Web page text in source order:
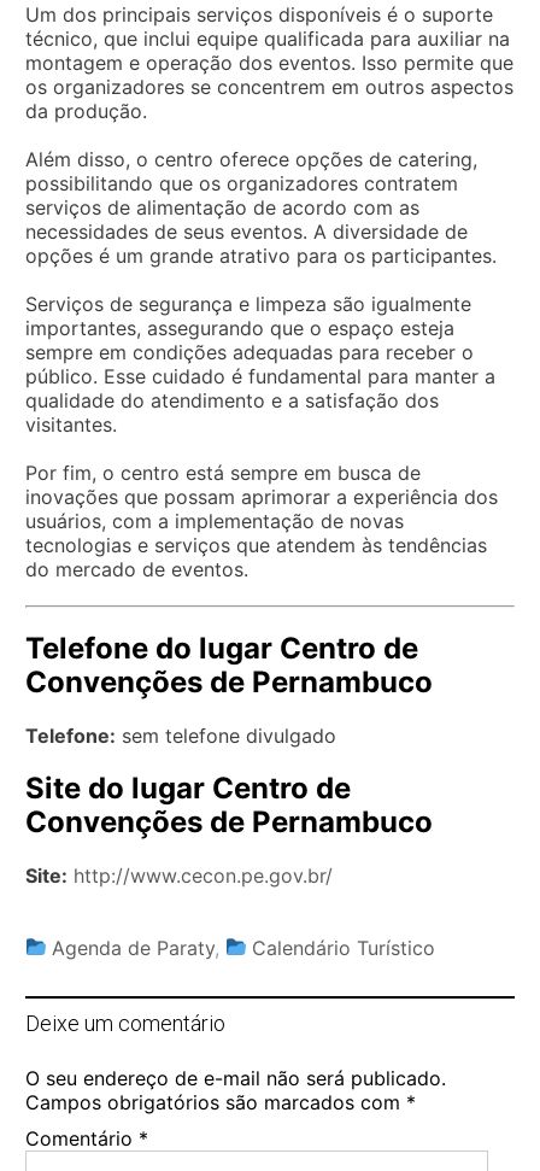
Um dos principais serviços disponíveis é o suporte
técnico, que inclui equipe qualificada para auxiliar na
montagem e operação dos eventos. Isso permite que
os organizadores se concentrem em outros aspectos
da produção.
Além disso, o centro oferece opções de catering,
possibilitando que os organizadores contratem
serviços de alimentação de acordo com as
necessidades de seus eventos. A diversidade de
opções é um grande atrativo para os participantes.
Serviços de segurança e limpeza são igualmente
importantes, assegurando que o espaço esteja
sempre em condições adequadas para receber o
público. Esse cuidado é fundamental para manter a
qualidade do atendimento e a satisfação dos
visitantes.
Por fim, o centro está sempre em busca de
inovações que possam aprimorar a experiência dos
usuários, com a implementação de novas
tecnologias e serviços que atendem às tendências
do mercado de eventos.
Telefone do lugar Centro de
Convenções de Pernambuco
Telefone: sem telefone divulgado
Site do lugar Centro de
Convenções de Pernambuco
Site: http://www.cecon.pe.gov.br/
Agenda de Paraty, Calendário Turístico
Deixe um comentário
O seu endereço de e-mail não será publicado.
Campos obrigatórios são marcados com *
Comentário *